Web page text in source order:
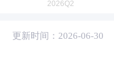
更新时间：2026-06-30